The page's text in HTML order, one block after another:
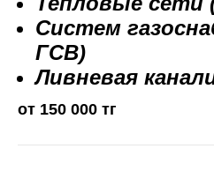
Систем
ГСВ)
Ливневая
от 150 000 тг